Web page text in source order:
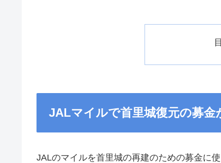
JALマイルで首里城復元の募金
JALのマイルを首里城の再建のための募金に